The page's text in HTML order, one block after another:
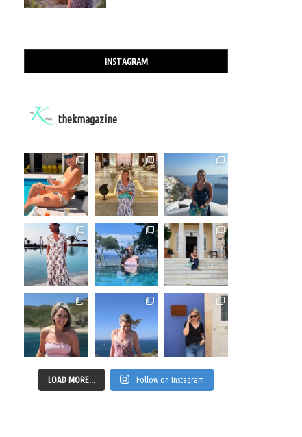
INSTAGRAM
thekmagazine
LOAD MORE... Follow on Instagram